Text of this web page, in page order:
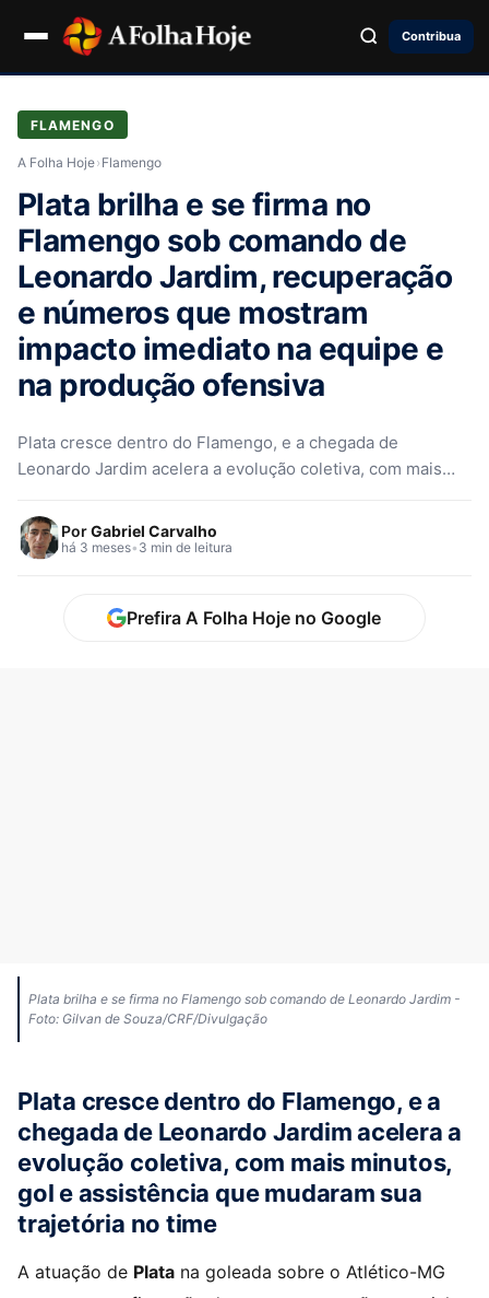
Contribua
FLAMENGO
A Folha Hoje› Flamengo
Plata brilha e se firma no
Flamengo sob comando de
Leonardo Jardim, recuperação
e números que mostram
impacto imediato na equipe e
na produção ofensiva
Plata cresce dentro do Flamengo, e a chegada de
Leonardo Jardim acelera a evolução coletiva, com mais
PorGabriel Carvalho
há 3 meses• 3 min de leitura
Prefira A Folha Hoje no Google
Plata brilha e se firma no Flamengo sob comando de Leonardo Jardim -
Foto: Gilvan de Souza/CRF/Divulgação
Plata cresce dentro do Flamengo, e a
chegada de Leonardo Jardim acelera a
evolução coletiva, com mais minutos,
gol e assistência que mudaram sua
trajetória no time
A atuação de Plata na goleada sobre o Atlético-MG